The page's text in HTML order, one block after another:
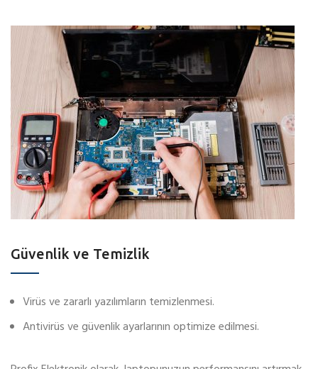
Güvenlik ve Temizlik
Virüs ve zararlı yazılımların temizlenmesi.
Antivirüs ve güvenlik ayarlarının optimize edilmesi.